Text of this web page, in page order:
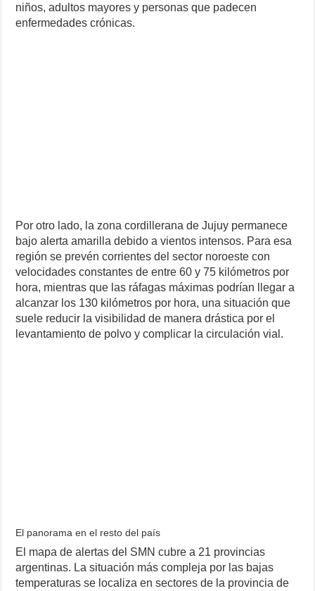
niños, adultos mayores y personas que padecen
enfermedades crónicas.
Por otro lado, la zona cordillerana de Jujuy permanece
bajo alerta amarilla debido a vientos intensos. Para esa
región se prevén corrientes del sector noroeste con
velocidades constantes de entre 60 y 75 kilómetros por
hora, mientras que las ráfagas máximas podrían llegar a
alcanzar los 130 kilómetros por hora, una situación que
suele reducir la visibilidad de manera drástica por el
levantamiento de polvo y complicar la circulación vial.
El panorama en el resto del país
El mapa de alertas del SMN cubre a 21 provincias
argentinas. La situación más compleja por las bajas
temperaturas se localiza en sectores de la provincia de